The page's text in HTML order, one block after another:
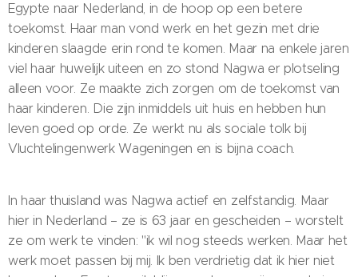
Egypte naar Nederland, in de hoop op een betere
toekomst. Haar man vond werk en het gezin met drie
kinderen slaagde erin rond te komen. Maar na enkele jaren
viel haar huwelijk uiteen en zo stond Nagwa er plotseling
alleen voor. Ze maakte zich zorgen om de toekomst van
haar kinderen. Die zijn inmiddels uit huis en hebben hun
leven goed op orde. Ze werkt nu als sociale tolk bij
Vluchtelingenwerk Wageningen en is bijna coach.
In haar thuisland was Nagwa actief en zelfstandig. Maar
hier in Nederland – ze is 63 jaar en gescheiden – worstelt
ze om werk te vinden: "ik wil nog steeds werken. Maar het
werk moet passen bij mij. Ik ben verdrietig dat ik hier niet